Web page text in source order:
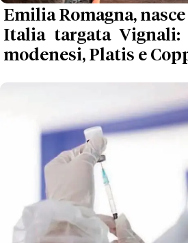
Emilia Romagna,
Italia targata
modenesi, Platis e